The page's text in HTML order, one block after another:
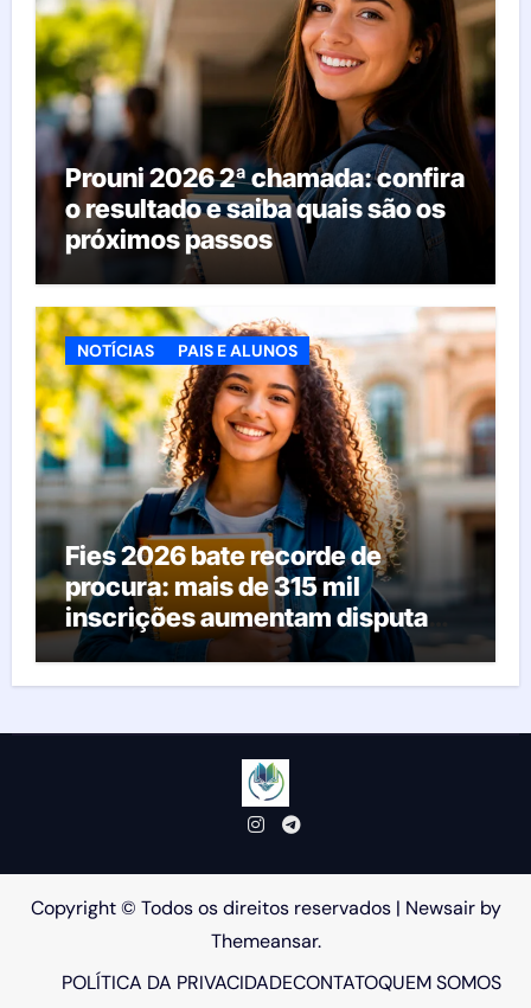
Prouni 2026 2ª chamada: confira
o resultado e saiba quais são os
próximos passos
NOTÍCIAS PAIS E ALUNOS
Fies 2026 bate recorde de
procura: mais de 315 mil
inscrições aumentam disputa
pelas vagas; veja o que acontece
agora
Copyright © Todos os direitos reservados | Newsairby
Themeansar.
POLÍTICA DA PRIVACIDADECONTATOQUEM SOMOS